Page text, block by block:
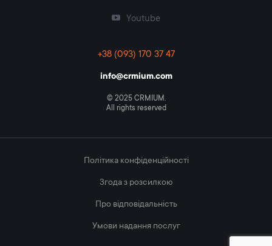
Youtube
+38 (093) 170 37 47
info@crmium.com
© 2025 CRMIUM.
All rights reserved
Політика конфіденційності
Згода з розсилкою
Про відповідальність
Умови надання послуг